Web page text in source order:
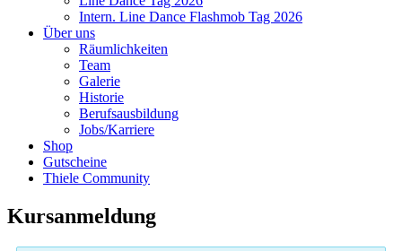
Intern. Line Dance Flashmob Tag 2026
Über uns
Räumlichkeiten
Team
Galerie
Historie
Berufsausbildung
Jobs/Karriere
Shop
Gutscheine
Thiele Community
Kursanmeldung